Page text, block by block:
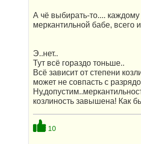
А чё выбирать-то.... каждому
меркантильной бабе, всего
Э..нет..
Тут всё гораздо тоньше..
Всё зависит от степени
может не совпасть с
козлиность завышена! Как
10